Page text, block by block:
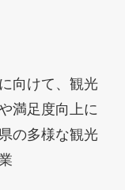
向けて、観光
満足度向上に
の多様な観光